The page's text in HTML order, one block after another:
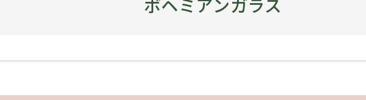
ボヘミアンガラス